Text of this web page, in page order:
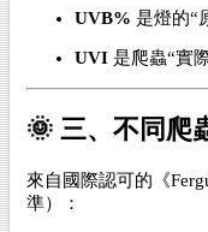
UVB% 是燈的“
UVI 是爬蟲“實
🌞 三、不同爬
來自國際認可的《
準）：